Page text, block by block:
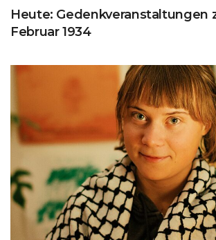
Heute: Gedenkveranstaltungen
Februar 1934